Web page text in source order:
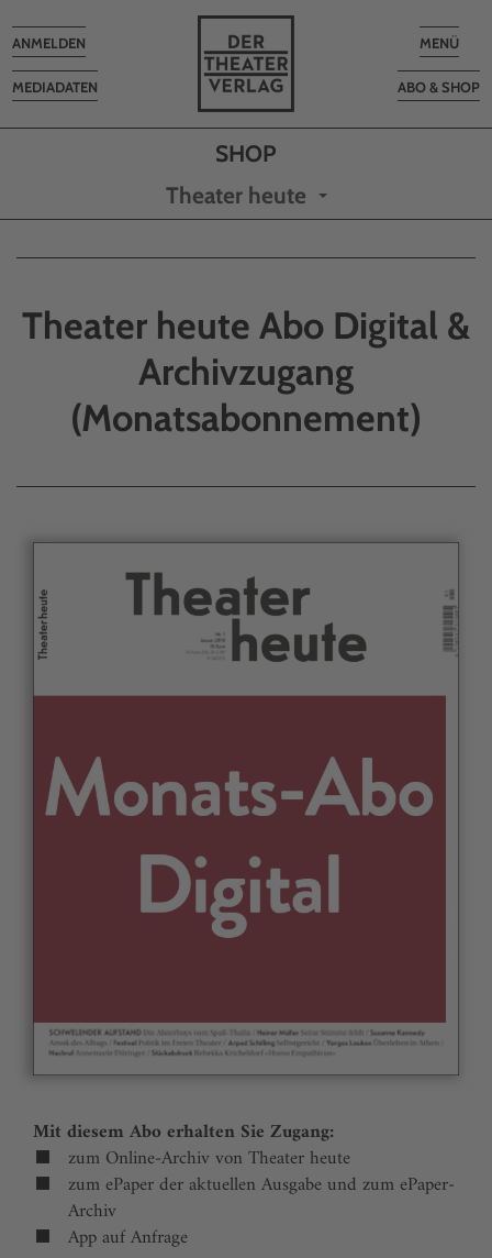
Toggle
MENÜ
ABO & SHOP
MEDIADATEN
Toggle
navigation
ANMELDEN
Theater heute
Theater heute Abo Digital &
Archivzugang
(Monatsabonnement)
Mit diesem Abo erhalten Sie Zugang:
zum Online-Archiv von Theater heute
zum ePaper der aktuellen Ausgabe und zum ePaper-
Archiv
App auf Anfrage